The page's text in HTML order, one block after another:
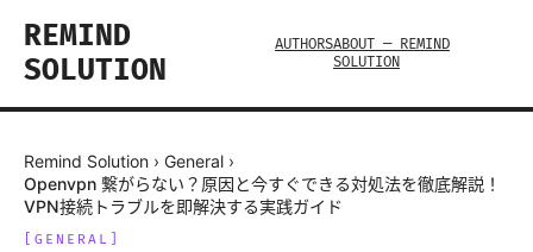
REMIND
SOLUTION
AUTHORSABOUT — REMIND
SOLUTION
Remind Solution › General ›
Openvpn 繋がらない？原因と今すぐできる対処法を徹底解説！
VPN接続トラブルを即解決する実践ガイド
GENERAL